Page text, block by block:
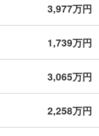
3,977万円
1,739万円
3,065万円
2,258万円